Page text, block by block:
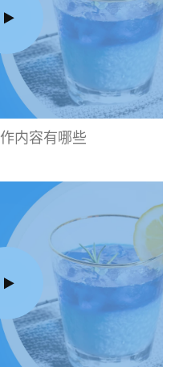
内容有哪些